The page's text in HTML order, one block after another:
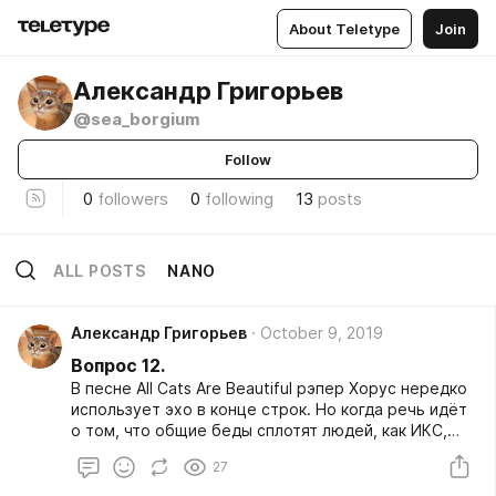
About Teletype Join
Александр Григорьев
@sea_borgium
Follow
0 followers 0 following 13 posts
ALL POSTS NANO
Александр Григорьев October 9, 2019
Вопрос 12.
В песне All Cats Are Beautiful рэпер Хорус нередко
использует эхо в конце строк. Но когда речь идёт
о том, что общие беды сплотят людей, как ИКС,
цемент Комментарий: при использовании
27